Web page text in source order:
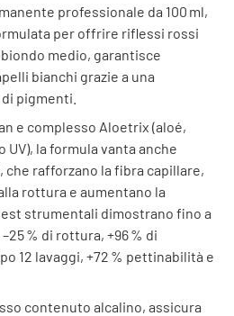
professionale da 100 ml,
per offrire riflessi rossi
medio, garantisce
bianchi grazie a una
pigmenti.
e complesso Aloetrix (aloé,
la formula vanta anche
rafforzano la fibra capillare,
rottura e aumentano la
strumentali dimostrano fino a
% di rottura, +96 % di
12 lavaggi, +72 % pettinabilità e
contenuto alcalino, assicura